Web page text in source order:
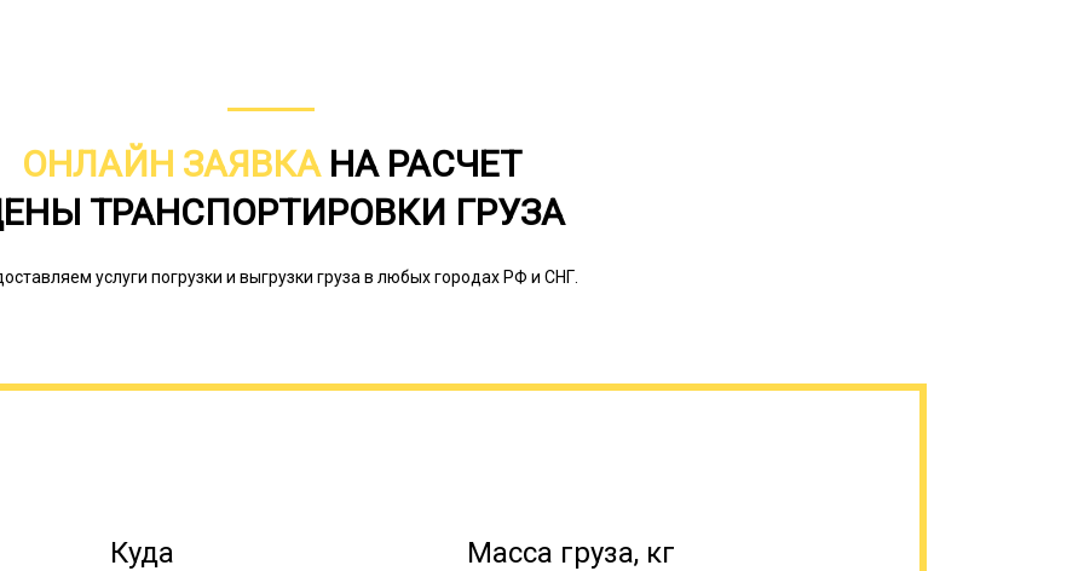
высокопрофессиональных водителей с многолетним опытом, а логисты
составляют наиболее безопасный маршрут. Очень важным для безопасности
ОНЛАЙН ЗАЯВКАНА РАСЧЕТ
ТРАНСПОРТИРОВКИ ГРУЗА
услуги погрузки и выгрузки груза в любых городах РФ и СНГ.
Куда Масса груза, кг